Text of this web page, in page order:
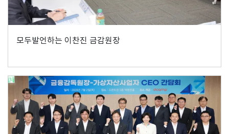
모두발언하는 이찬진 금감원장